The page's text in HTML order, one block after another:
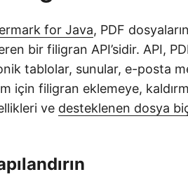
for Java, PDF
bir filigran API’sidir. API,
tablolar, sunular, e-posta
için filigran eklemeye,
ve desteklenen dosya